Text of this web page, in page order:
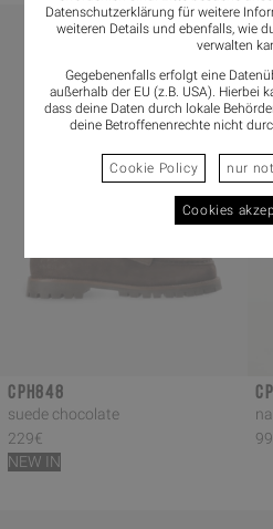
Datenschutzerklärung für weitere
weiteren Details und ebenfalls, wie
verwalten
Gegebenenfalls erfolgt eine
außerhalb der EU (z.B. USA). Hierbei
dass deine Daten durch lokale
deine Betroffenenrechte nicht
Cookie Policy nur
Cookies
CPH848
suede chocolate
229€
NEW IN